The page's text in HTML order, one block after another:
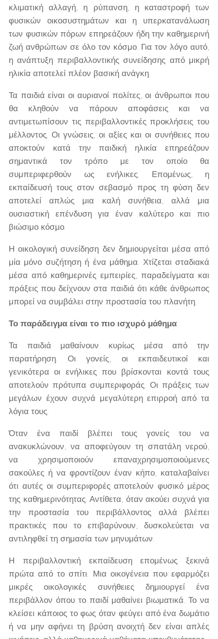
κλιματική αλλαγή, η ρύπανση, η καταστροφή των
φυσικών οικοσυστημάτων και η υπερκατανάλωση
των φυσικών πόρων επηρεάζουν ήδη την καθημερινή
ζωή ανθρώπων σε όλο τον κόσμο. Για τον λόγο αυτό,
η ανάπτυξη περιβαλλοντικής συνείδησης από μικρή
ηλικία αποτελεί πλέον βασική ανάγκη.
Τα παιδιά είναι οι αυριανοί πολίτες, οι άνθρωποι που
θα κληθούν να πάρουν αποφάσεις και να
αντιμετωπίσουν τις περιβαλλοντικές προκλήσεις του
μέλλοντος. Οι γνώσεις, οι αξίες και οι συνήθειες που
αποκτούν κατά την παιδική ηλικία επηρεάζουν
σημαντικά τον τρόπο με τον οποίο θα
συμπεριφερθούν ως ενήλικες. Επομένως, η
εκπαίδευσή τους στον σεβασμό προς τη φύση δεν
αποτελεί απλώς μια καλή συνήθεια, αλλά μια
ουσιαστική επένδυση για έναν καλύτερο και πιο
βιώσιμο κόσμο.
Η οικολογική συνείδηση δεν δημιουργείται μέσα από
μία μόνο συζήτηση ή ένα μάθημα. Χτίζεται σταδιακά
μέσα από καθημερινές εμπειρίες, παραδείγματα και
πράξεις που δείχνουν στα παιδιά ότι κάθε άνθρωπος
μπορεί να συμβάλει στην προστασία του πλανήτη.
Το παράδειγμα είναι το πιο ισχυρό μάθημα
Τα παιδιά μαθαίνουν κυρίως μέσα από την
παρατήρηση. Οι γονείς, οι εκπαιδευτικοί και
γενικότερα οι ενήλικες που βρίσκονται κοντά τους
αποτελούν πρότυπα συμπεριφοράς. Οι πράξεις των
μεγάλων έχουν συχνά μεγαλύτερη επιρροή από τα
λόγια τους.
Όταν ένα παιδί βλέπει τους γονείς του να
ανακυκλώνουν, να αποφεύγουν τη σπατάλη νερού,
να χρησιμοποιούν επαναχρησιμοποιούμενες
σακούλες ή να φροντίζουν έναν κήπο, καταλαβαίνει
ότι αυτές οι συμπεριφορές αποτελούν φυσικό μέρος
της καθημερινότητας. Αντίθετα, όταν ακούει συχνά για
την προστασία του περιβάλλοντος αλλά βλέπει
πρακτικές που το επιβαρύνουν, δυσκολεύεται να
αντιληφθεί τη σημασία των μηνυμάτων.
Η περιβαλλοντική εκπαίδευση επομένως ξεκινά
πρώτα από το σπίτι. Μια οικογένεια που εφαρμόζει
μικρές οικολογικές συνήθειες δημιουργεί ένα
περιβάλλον όπου το παιδί μαθαίνει βιωματικά. Το να
κλείσει κάποιος το φως όταν φεύγει από ένα δωμάτιο
ή να μην αφήνει τη βρύση ανοιχτή δεν είναι απλές